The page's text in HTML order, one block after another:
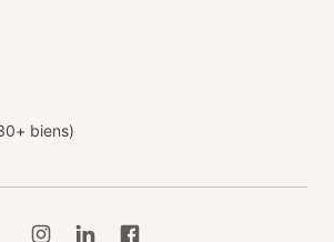
biens)